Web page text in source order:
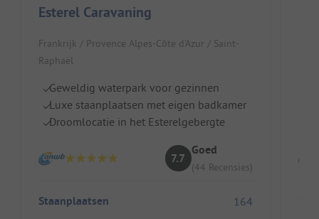
Esterel Caravaning
Frankrijk / Provence Alpes-Côte d'Azur / Saint-
Raphaël
Geweldig waterpark voor gezinnen
Luxe staanplaatsen met eigen badkamer
Droomlocatie in het Esterelgebergte
7.7
Goed
(44 Recensies)
Staanplaatsen 164